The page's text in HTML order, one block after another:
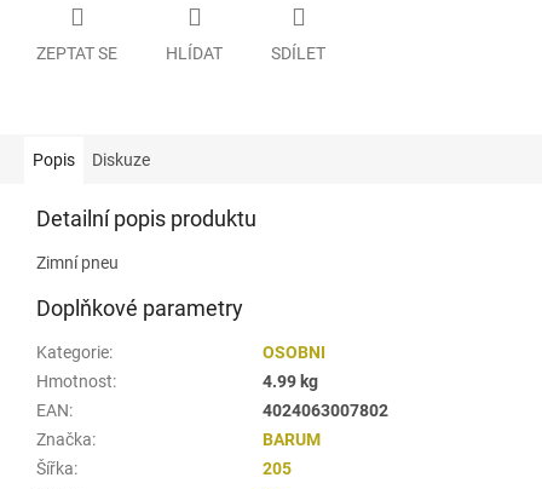
ZEPTAT SE HLÍDAT SDÍLET
Popis Diskuze
Detailní popis produktu
Zimní pneu
Doplňkové parametry
Kategorie:
OSOBNI
Hmotnost:
4.99 kg
EAN:
4024063007802
Značka:
BARUM
Šířka:
205